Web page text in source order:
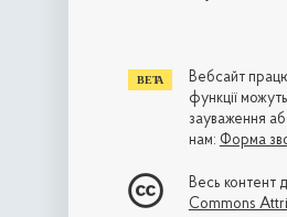
Вебсайт
функції
зауваження
нам: Форма
Весь контент
Commons